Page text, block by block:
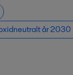
år 2030